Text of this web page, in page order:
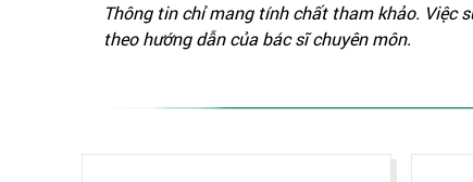
Thông tin chỉ mang tính chất tham khảo. Việc
theo hướng dẫn của bác sĩ chuyên môn.